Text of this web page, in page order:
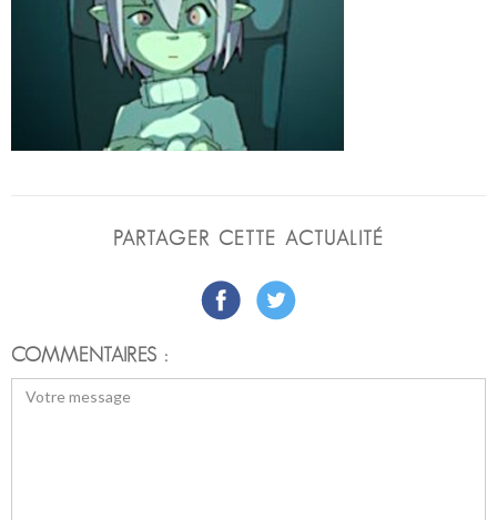
PARTAGER CETTE ACTUALITÉ
COMMENTAIRES :